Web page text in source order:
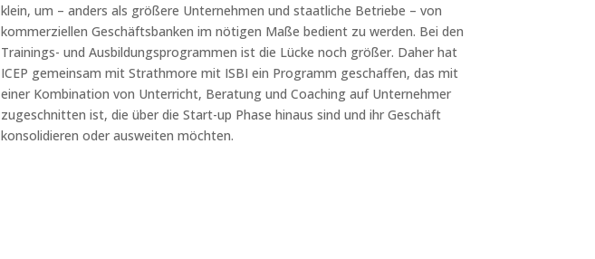
klein, um – anders als größere Unternehmen und staatliche Betriebe – von
kommerziellen Geschäftsbanken im nötigen Maße bedient zu werden. Bei den
Trainings- und Ausbildungsprogrammen ist die Lücke noch größer. Daher hat
ICEP gemeinsam mit Strathmore mit ISBI ein Programm geschaffen, das mit
einer Kombination von Unterricht, Beratung und Coaching auf Unternehmer
zugeschnitten ist, die über die Start-up Phase hinaus sind und ihr Geschäft
konsolidieren oder ausweiten möchten.